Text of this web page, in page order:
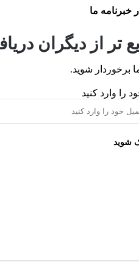
خبرنامه ما
از دیگران
برخوردار شوید.
را وارد کنید